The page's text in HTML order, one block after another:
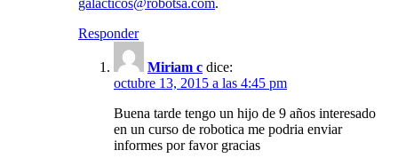
Responder
Miriam c dice:
octubre 13, 2015 a las 4:45 pm
Buena tarde tengo un hijo de 9 años interesado
en un curso de robotica me podria enviar
informes por favor gracias